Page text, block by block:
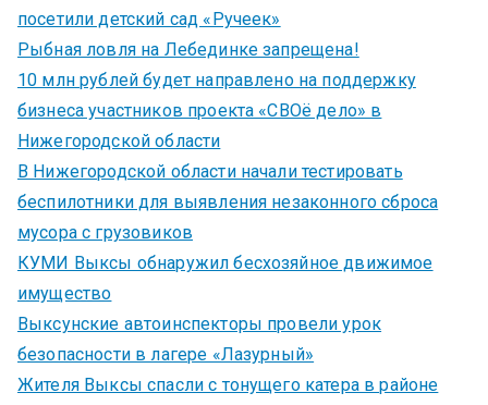
посетили детский сад «Ручеек»
Рыбная ловля на Лебединке запрещена!
10 млн рублей будет направлено на поддержку
бизнеса участников проекта «СВОё дело» в
Нижегородской области
В Нижегородской области начали тестировать
беспилотники для выявления незаконного сброса
мусора с грузовиков
КУМИ Выксы обнаружил бесхозяйное движимое
имущество
Выксунские автоинспекторы провели урок
безопасности в лагере «Лазурный»
Жителя Выксы спасли с тонущего катера в районе